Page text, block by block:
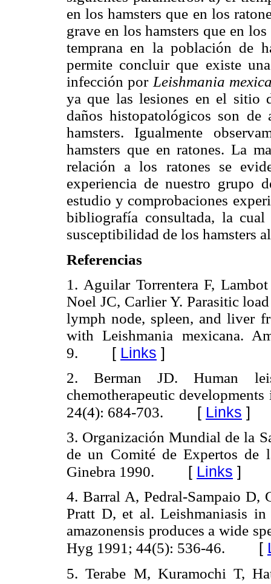
en los hamsters que en los
grave en los hamsters que en
temprana en la población de
permite concluir que existe
infección porLeishmania
ya que las lesiones en el sitio
daños histopatológicos son
hamsters. Igualmente
hamsters que en ratones. La
relación a los ratones se
experiencia de nuestro grupo
estudio y comprobaciones
bibliografía consultada, la
susceptibilidad de los hamsters
Referencias
1. Aguilar Torrentera F,
Noel JC, Carlier Y. Parasitic
lymph node, spleen, and liver
with Leishmania mexicana.
9. [ Links ]
2. Berman JD. Human
chemotherapeutic
24(4): 684-703. [ Links ]
3. Organización Mundial de la
de un Comité de Expertos de
Ginebra 1990. [ Links ]
4. Barral A, Pedral-Sampaio
Pratt D, et al. Leishmaniasis
amazonensis produces a wide
Hyg 1991; 44(5): 536-46. [
5. Terabe M, Kuramochi T,